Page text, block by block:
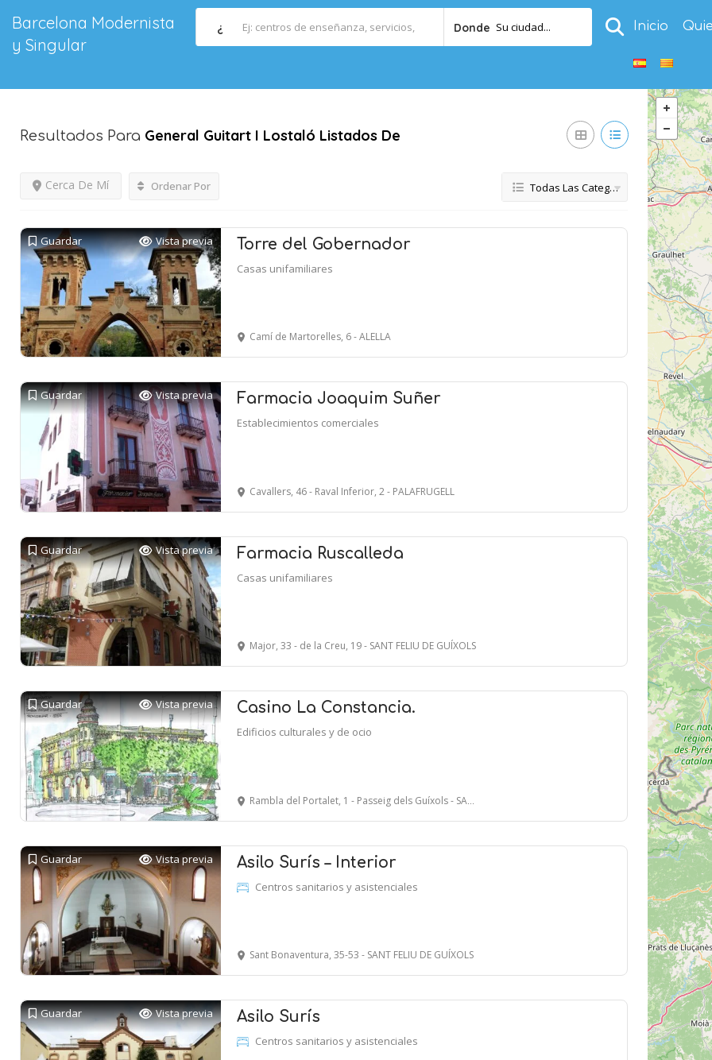
Barcelona Modernista
y Singular
¿ Donde Su ciudad... Inicio
Resultados Para General Guitart I Lostaló Listados De
Cerca De Mí Ordenar Por Todas Las Categorías
Guardar Vista previa Torre del Gobernador
Casas unifamiliares
Camí de Martorelles, 6 - ALELLA
Guardar Vista previa Farmacia Joaquim Suñer
Establecimientos comerciales
Cavallers, 46 - Raval Inferior, 2 - PALAFRUGELL
Guardar Vista previa Farmacia Ruscalleda
Casas unifamiliares
Major, 33 - de la Creu, 19 - SANT FELIU DE GUÍXOLS
Guardar Vista previa Casino La Constancia.
Edificios culturales y de ocio
Rambla del Portalet, 1 - Passeig dels Guíxols - SANT FELIU DE GUÍXOLS
Guardar Vista previa Asilo Surís – Interior
Centros sanitarios y asistenciales
Sant Bonaventura, 35-53 - SANT FELIU DE GUÍXOLS
Guardar Vista previa Asilo Surís
Centros sanitarios y asistenciales